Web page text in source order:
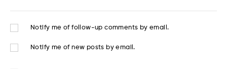
Notify me of follow-up comments by email.
Notify me of new posts by email.